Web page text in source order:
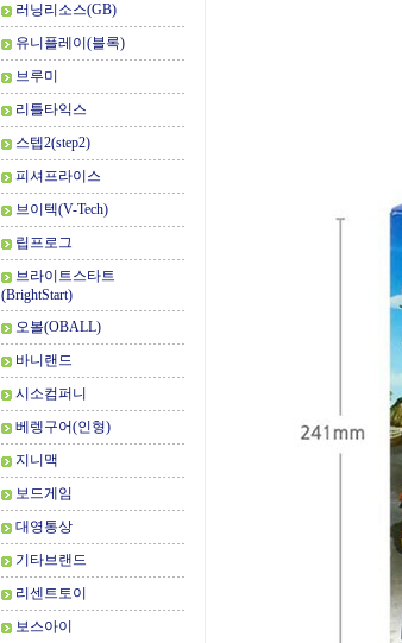
러닝리소스(GB)
유니플레이(블록)
브루미
리틀타익스
스텝2(step2)
피셔프라이스
브이텍(V-Tech)
립프로그
브라이트스타트
(BrightStart)
오볼(OBALL)
바니랜드
시소컴퍼니
베렝구어(인형)
지니맥
보드게임
대영통상
기타브랜드
리센트토이
보스아이